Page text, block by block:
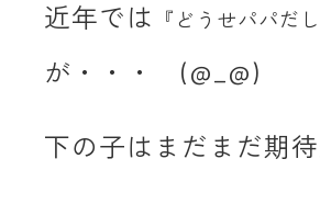
近年では 『どうせパパだし
が・・・ (@_@)
下の子はまだまだ期